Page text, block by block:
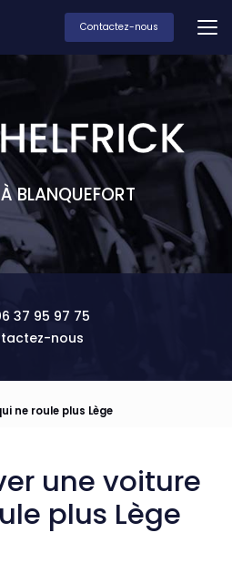
Contactez-nous
BLANQUEFORT
37 95 97 75
nous
ne roule plus Lège
une voiture
plus Lège